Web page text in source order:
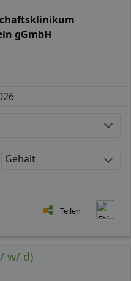
gGmbH
Gehalt
Teilen
w/ d)